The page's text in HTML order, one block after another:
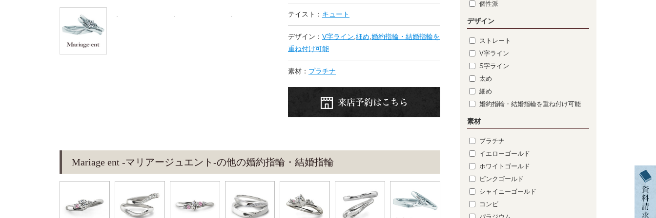
テイスト： キュート
デザイン： V字ライン 細め 婚約指輪・結婚指輪を
重ね付け可能
素材： プラチナ
来店予約はこちら
Mariage ent -マリアージュエント-の他の婚約指輪・結婚指輪
個性派
デザイン
ストレート
V字ライン
S字ライン
太め
細め
婚約指輪・結婚指輪を重ね付け可能
素材
プラチナ
イエローゴールド
ホワイトゴールド
ピンクゴールド
シャイニーゴールド
コンビ